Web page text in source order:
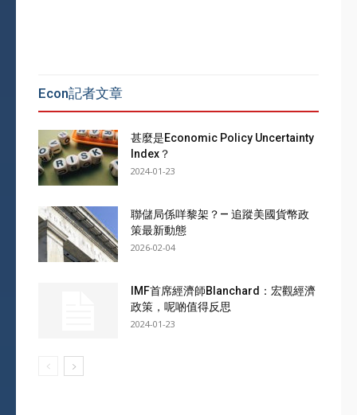
Econ記者文章
甚麼是Economic Policy Uncertainty
Index？
2024-01-23
聯儲局係咩黎架？— 追蹤美國貨幣政
策最新動態
2026-02-04
IMF首席經濟師Blanchard：宏觀經濟
政策，呢啲值得反思
2024-01-23